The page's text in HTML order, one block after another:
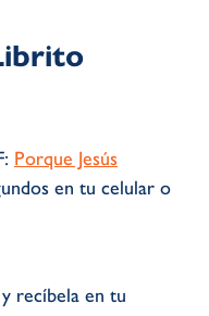
Porque Jesús
en tu celular o
recíbela en tu